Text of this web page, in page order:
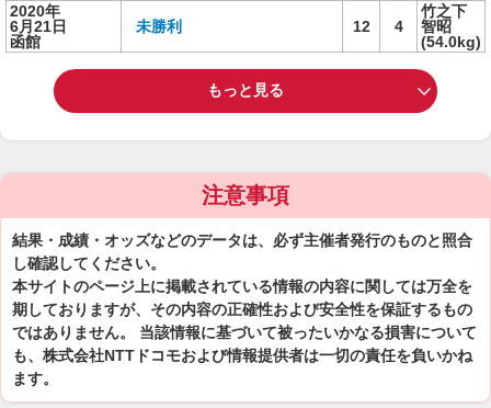
2020年
6月21日
函館
未勝利 12 4
竹之下
智昭
(54.0kg)
もっと見る
注意事項
結果・成績・オッズなどのデータは、必ず主催者発行のものと照合
し確認してください。
本サイトのページ上に掲載されている情報の内容に関しては万全を
期しておりますが、その内容の正確性および安全性を保証するもの
ではありません。 当該情報に基づいて被ったいかなる損害について
も、株式会社NTTドコモおよび情報提供者は一切の責任を負いかね
ます。